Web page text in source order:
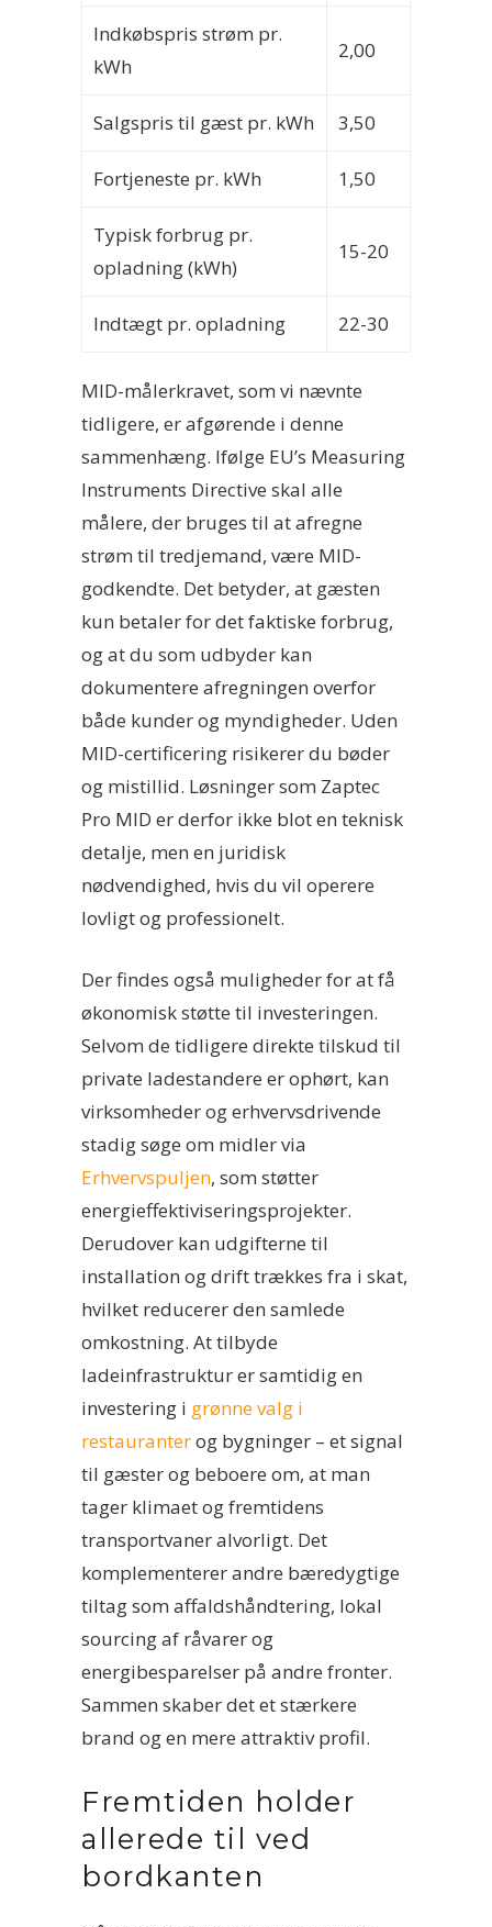
Indkøbspris strøm pr.
kWh
2,00
Salgspris til gæst pr. kWh 3,50
Fortjeneste pr. kWh 1,50
Typisk forbrug pr.
opladning (kWh)
15-20
Indtægt pr. opladning 22-30
MID-målerkravet, som vi nævnte
tidligere, er afgørende i denne
sammenhæng. Ifølge EU’s Measuring
Instruments Directive skal alle
målere, der bruges til at afregne
strøm til tredjemand, være MID-
godkendte. Det betyder, at gæsten
kun betaler for det faktiske forbrug,
og at du som udbyder kan
dokumentere afregningen overfor
både kunder og myndigheder. Uden
MID-certificering risikerer du bøder
og mistillid. Løsninger som Zaptec
Pro MID er derfor ikke blot en teknisk
detalje, men en juridisk
nødvendighed, hvis du vil operere
lovligt og professionelt.
Der findes også muligheder for at få
økonomisk støtte til investeringen.
Selvom de tidligere direkte tilskud til
private ladestandere er ophørt, kan
virksomheder og erhvervsdrivende
stadig søge om midler via
Erhvervspuljen, som støtter
energieffektiviseringsprojekter.
Derudover kan udgifterne til
installation og drift trækkes fra i skat,
hvilket reducerer den samlede
omkostning. At tilbyde
ladeinfrastruktur er samtidig en
investering i grønne valg i
restauranterog bygninger – et signal
til gæster og beboere om, at man
tager klimaet og fremtidens
transportvaner alvorligt. Det
komplementerer andre bæredygtige
tiltag som affaldshåndtering, lokal
sourcing af råvarer og
energibesparelser på andre fronter.
Sammen skaber det et stærkere
brand og en mere attraktiv profil.
Fremtiden holder
allerede til ved
bordkanten